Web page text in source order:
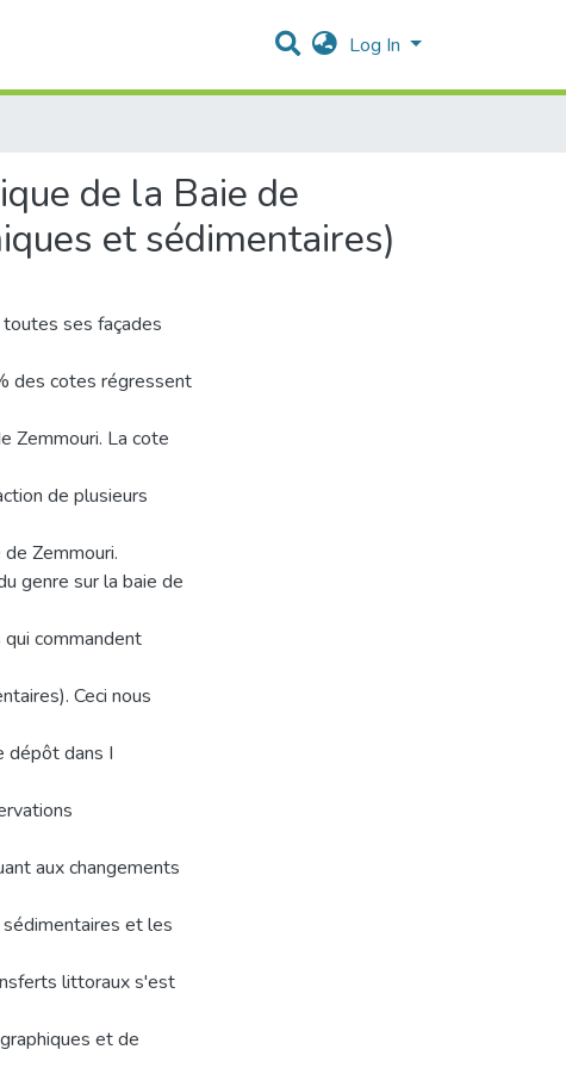
Log In
de la Baie de
et sédimentaires)
ses façades
des cotes régressent
Zemmouri. La cote
de plusieurs
Zemmouri.
genre sur la baie de
commandent
Ceci nous
dépôt dans I
aux changements
et les
littoraux s'est
et de